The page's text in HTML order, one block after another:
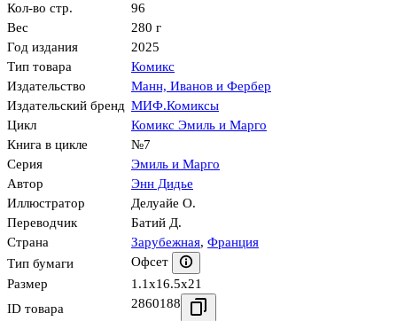
Кол-во стр.
96
Вес
280 г
Год издания
2025
Тип товара
Комикс
Издательство
Манн, Иванов и Фербер
Издательский бренд МИФ.Комиксы
Цикл
Комикс Эмиль и Марго
Книга в цикле
№7
Серия
Эмиль и Марго
Автор
Энн Дидье
Иллюстратор
Делуайе О.
Переводчик
Батий Д.
Страна
Зарубежная, Франция
Тип бумаги
Офсет
Размер
1.1x16.5x21
ID товара
2860188